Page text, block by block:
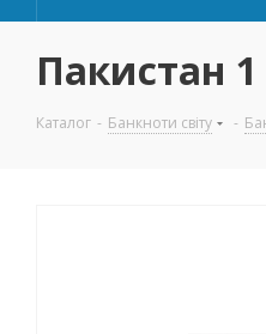
Пакистан 1
Каталог - Банкноти світу -